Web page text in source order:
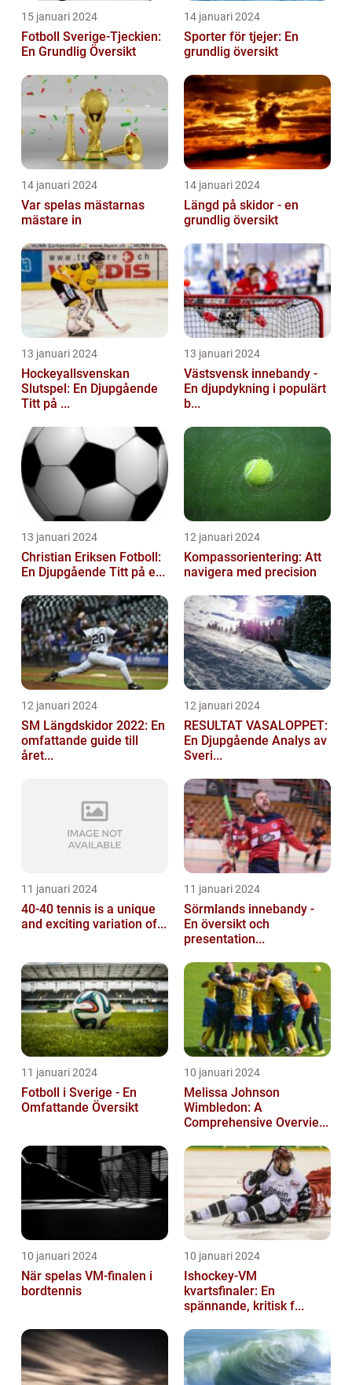
15 januari 2024
Fotboll Sverige-Tjeckien:
En Grundlig Översikt
14 januari 2024
Sporter för tjejer: En
grundlig översikt
14 januari 2024
Var spelas mästarnas
mästare in
14 januari 2024
Längd på skidor - en
grundlig översikt
13 januari 2024
Hockeyallsvenskan
Slutspel: En Djupgående
Titt på ...
13 januari 2024
Västsvensk innebandy -
En djupdykning i populärt
b...
13 januari 2024
Christian Eriksen Fotboll:
En Djupgående Titt på e...
12 januari 2024
Kompassorientering: Att
navigera med precision
12 januari 2024
SM Längdskidor 2022: En
omfattande guide till
året...
12 januari 2024
RESULTAT VASALOPPET:
En Djupgående Analys av
Sveri...
11 januari 2024
40-40 tennis is a unique
and exciting variation of...
11 januari 2024
Sörmlands innebandy -
En översikt och
presentation...
11 januari 2024
Fotboll i Sverige - En
Omfattande Översikt
10 januari 2024
Melissa Johnson
Wimbledon: A
Comprehensive Overvie...
10 januari 2024
När spelas VM-finalen i
bordtennis
10 januari 2024
Ishockey-VM
kvartsfinaler: En
spännande, kritisk f...